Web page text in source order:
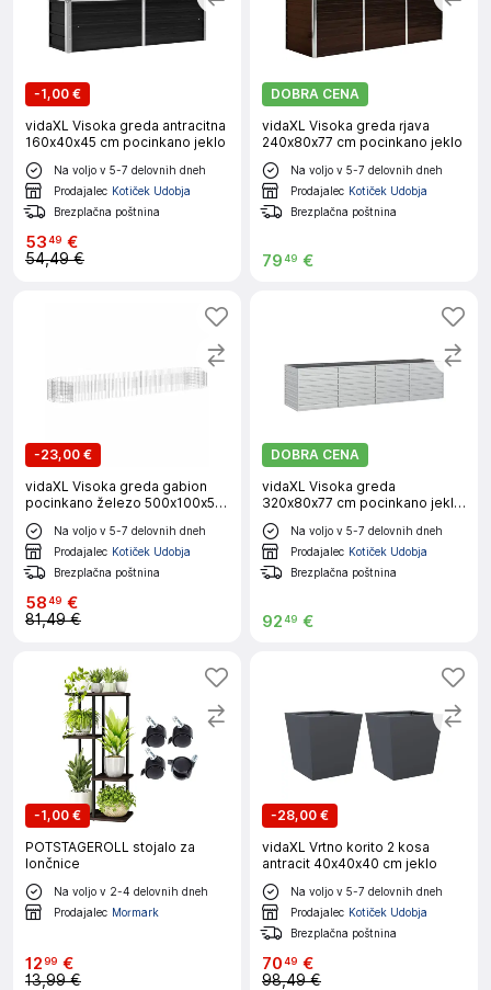
-1,00 €
vidaXL Visoka greda antracitna
160x40x45 cm pocinkano jeklo
Na voljo v 5-7 delovnih dneh
Prodajalec Kotiček Udobja
Brezplačna poštnina
5349 €
54,49 €
DOBRA CENA
vidaXL Visoka greda rjava
240x80x77 cm pocinkano jeklo
Na voljo v 5-7 delovnih dneh
Prodajalec Kotiček Udobja
Brezplačna poštnina
7949 €
-23,00 €
vidaXL Visoka greda gabion
pocinkano železo 500x100x50
cm
Na voljo v 5-7 delovnih dneh
Prodajalec Kotiček Udobja
Brezplačna poštnina
5849 €
81,49 €
DOBRA CENA
vidaXL Visoka greda
320x80x77 cm pocinkano jeklo
srebrna
Na voljo v 5-7 delovnih dneh
Prodajalec Kotiček Udobja
Brezplačna poštnina
9249 €
-1,00 €
POTSTAGEROLL stojalo za
lončnice
Na voljo v 2-4 delovnih dneh
Prodajalec Mormark
1299 €
13,99 €
-28,00 €
vidaXL Vrtno korito 2 kosa
antracit 40x40x40 cm jeklo
Na voljo v 5-7 delovnih dneh
Prodajalec Kotiček Udobja
Brezplačna poštnina
7049 €
98,49 €